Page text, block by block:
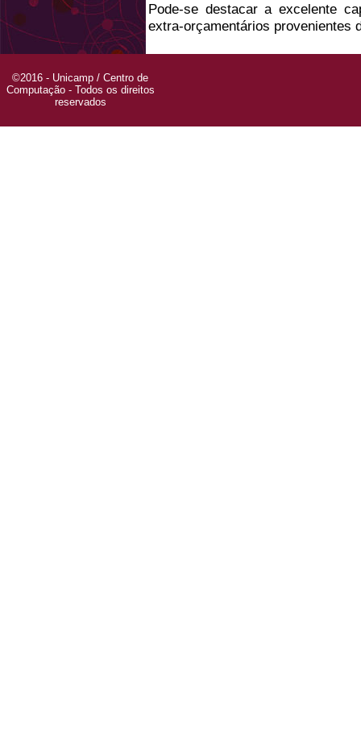
Pode-se destacar a excelente
extra-orçamentários provenientes
©2016 - Unicamp / Centro de
Computação - Todos os direitos
reservados